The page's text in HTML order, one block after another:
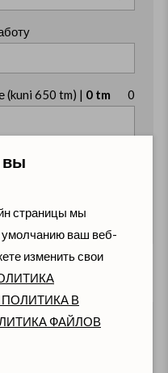
(kuni 650 tm) | 0 tm 0
вы
страницы мы
ваш веб-
изменить свои
В
ФАЙЛОВ